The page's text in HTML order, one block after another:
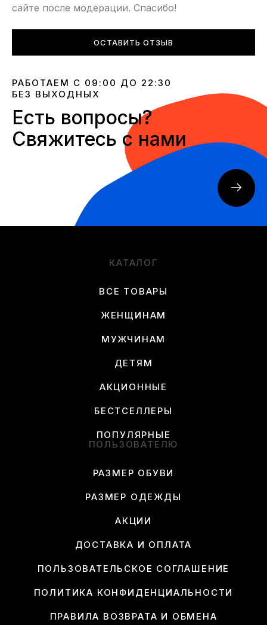
сайте после модерации. Спасибо!
ОСТАВИТЬ ОТЗЫВ
РАБОТАЕМ С 09:00 ДО 22:30
БЕЗ ВЫХОДНЫХ
Есть вопросы?
Свяжитесь с нами
КАТАЛОГ
ВСЕ ТОВАРЫ
ЖЕНЩИНАМ
МУЖЧИНАМ
ДЕТЯМ
АКЦИОННЫЕ
БЕСТСЕЛЛЕРЫ
ПОПУЛЯРНЫЕ
ПОЛЬЗОВАТЕЛЮ
РАЗМЕР ОБУВИ
РАЗМЕР ОДЕЖДЫ
АКЦИИ
ДОСТАВКА И ОПЛАТА
ПОЛЬЗОВАТЕЛЬСКОЕ СОГЛАШЕНИЕ
ПОЛИТИКА КОНФИДЕНЦИАЛЬНОСТИ
ПРАВИЛА ВОЗВРАТА И ОБМЕНА